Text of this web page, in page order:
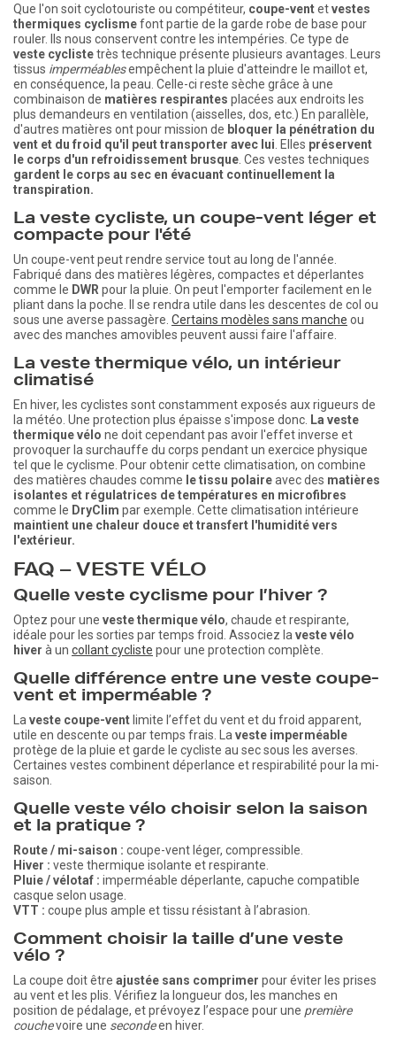
Que l'on soit cyclotouriste ou compétiteur, coupe-ventetvestes
thermiques cyclismefont partie de la garde robe de base pour
rouler. Ils nous conservent contre les intempéries. Ce type de
veste cyclistetrès technique présente plusieurs avantages. Leurs
tissus imperméablesempêchent la pluie d'atteindre le maillot et,
en conséquence, la peau. Celle-ci reste sèche grâce à une
combinaison de matières respirantes placées aux endroits les
plus demandeurs en ventilation (aisselles, dos, etc.) En parallèle,
d'autres matières ont pour mission de bloquer la pénétration du
vent et du froid qu'il peut transporter avec lui . Elles préservent
le corps d'un refroidissement brusque . Ces vestes techniques
gardent le corps au sec en évacuant continuellement la
transpiration.
La veste cycliste, un coupe-vent léger et
compacte pour l'été
Un coupe-vent peut rendre service tout au long de l'année.
Fabriqué dans des matières légères, compactes et déperlantes
comme le DWR pour la pluie. On peut l'emporter facilement en le
pliant dans la poche. Il se rendra utile dans les descentes de col ou
sous une averse passagère. Certains modèles sans manche ou
avec des manches amovibles peuvent aussi faire l'affaire.
La veste thermique vélo, un intérieur
climatisé
En hiver, les cyclistes sont constamment exposés aux rigueurs de
la météo. Une protection plus épaisse s'impose donc. La veste
thermique vélo ne doit cependant pas avoir l'effet inverse et
provoquer la surchauffe du corps pendant un exercice physique
tel que le cyclisme. Pour obtenir cette climatisation, on combine
des matières chaudes comme le tissu polaireavec des matières
isolantes et régulatrices de températures en microfibres
comme le DryClim par exemple. Cette climatisation intérieure
maintient une chaleur douce et transfert l'humidité vers
l'extérieur.
FAQ – VESTE VÉLO
Quelle veste cyclisme pour l’hiver ?
Optez pour une veste thermique vélo, chaude et respirante,
idéale pour les sorties par temps froid. Associez la veste vélo
hiver à un collant cycliste pour une protection complète.
Quelle différence entre une veste coupe-
vent et imperméable ?
La veste coupe-ventlimite l’effet du vent et du froid apparent,
utile en descente ou par temps frais. La veste imperméable
protège de la pluie et garde le cycliste au sec sous les averses.
Certaines vestes combinent déperlance et respirabilité pour la mi-
saison.
Quelle veste vélo choisir selon la saison
et la pratique ?
Route / mi-saison : coupe-vent léger, compressible.
Hiver : veste thermique isolante et respirante.
Pluie / vélotaf : imperméable déperlante, capuche compatible
casque selon usage.
VTT : coupe plus ample et tissu résistant à l’abrasion.
Comment choisir la taille d’une veste
vélo ?
La coupe doit être ajustée sans comprimer pour éviter les prises
au vent et les plis. Vérifiez la longueur dos, les manches en
position de pédalage, et prévoyez l’espace pour une première
couchevoire une secondeen hiver.